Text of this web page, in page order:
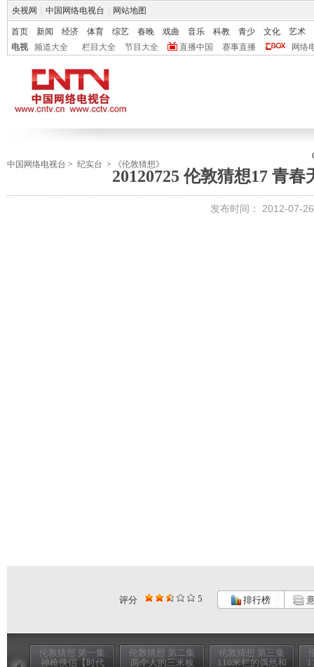
央视网 中国网络电视台 网站地图
首页 新闻 经济 体育 综艺 春晚 戏曲 音乐 科教 青少 文化
艺术
电视
频道大全 栏目大全 节目大全 直播中国 赛事直播 网络
中国网络电视台 > 纪实台 > 《伦敦猜想》
20120725 伦敦猜想17 青
发布时间： 2012-07-
评分 5 排行榜
伦敦猜想 第一集
神枪侠侣【时代
伦敦猜想 第二集
两个人的三米板
伦敦猜想 第三集
110米栏的偶然和